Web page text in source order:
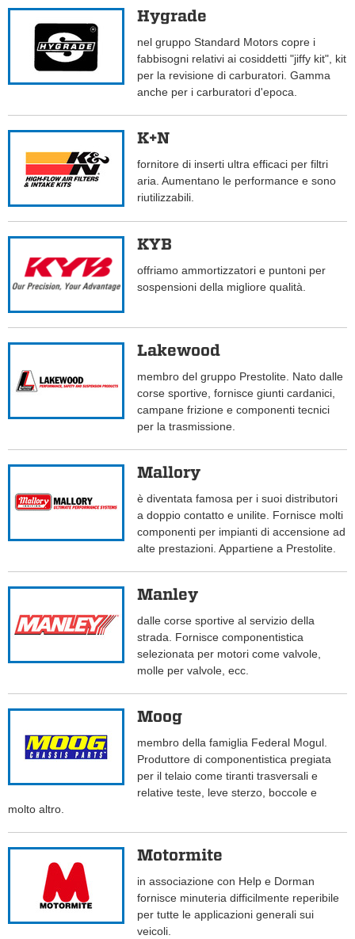
Hygrade
nel gruppo Standard Motors copre i
fabbisogni relativi ai cosiddetti "jiffy kit", kit
per la revisione di carburatori. Gamma
anche per i carburatori d'epoca.
K+N
fornitore di inserti ultra efficaci per filtri
aria. Aumentano le performance e sono
riutilizzabili.
KYB
offriamo ammortizzatori e puntoni per
sospensioni della migliore qualità.
Lakewood
membro del gruppo Prestolite. Nato dalle
corse sportive, fornisce giunti cardanici,
campane frizione e componenti tecnici
per la trasmissione.
Mallory
è diventata famosa per i suoi distributori
a doppio contatto e unilite. Fornisce molti
componenti per impianti di accensione ad
alte prestazioni. Appartiene a Prestolite.
Manley
dalle corse sportive al servizio della
strada. Fornisce componentistica
selezionata per motori come valvole,
molle per valvole, ecc.
Moog
membro della famiglia Federal Mogul.
Produttore di componentistica pregiata
per il telaio come tiranti trasversali e
relative teste, leve sterzo, boccole e
molto altro.
Motormite
in associazione con Help e Dorman
fornisce minuteria difficilmente reperibile
per tutte le applicazioni generali sui
veicoli.